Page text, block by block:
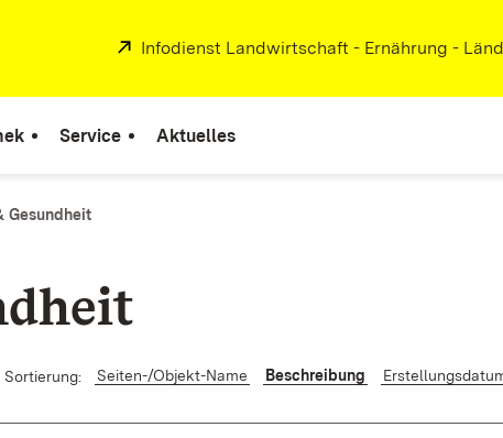
Extern:
Infodienst Landwirtschaft - Ernährung -
Service Aktuelles
Gesundheit
Sortierung: Seiten-/Objekt-Name Beschreibung